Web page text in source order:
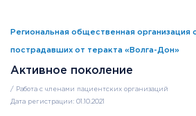
Региональная общественная организация
пострадавших от теракта «Волга-Дон»
Активное поколение
/ Работа с членами пациентских организаций
Дата регистрации: 01.10.2021